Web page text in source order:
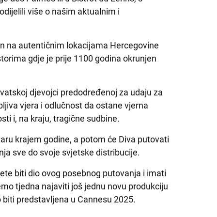
više o našim aktualnim i
na autentičnim lokacijama Hercegovine
gdje je prije 1100 godina okrunjen
djevojci predodređenoj za udaju za
vjera i odlučnost da ostane vjerna
i, na kraju, tragične sudbine.
krajem godine, a potom će Diva putovati
sve do svoje svjetske distribucije.
biti dio ovog posebnog putovanja i imati
tjedna najaviti još jednu novu produkciju
predstavljena u Cannesu 2025.